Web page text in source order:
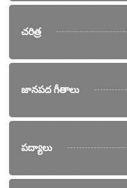
చరిత్ర
జానపద గీతాలు
పద్యాలు